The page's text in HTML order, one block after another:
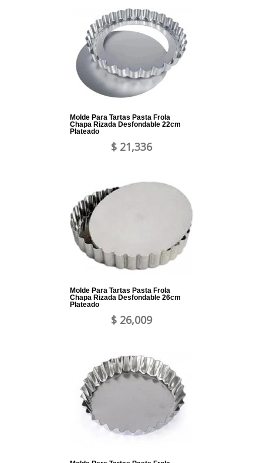
Molde Para Tartas Pasta Frola
Chapa Rizada Desfondable 22cm
Plateado
$ 21,336
Molde Para Tartas Pasta Frola
Chapa Rizada Desfondable 26cm
Plateado
$ 26,009